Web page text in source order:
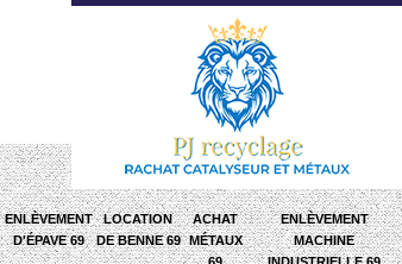
ENLÈVEMENT
D'ÉPAVE 69
LOCATION
DE BENNE 69
ACHAT
MÉTAUX
ENLÈVEMENT
MACHINE